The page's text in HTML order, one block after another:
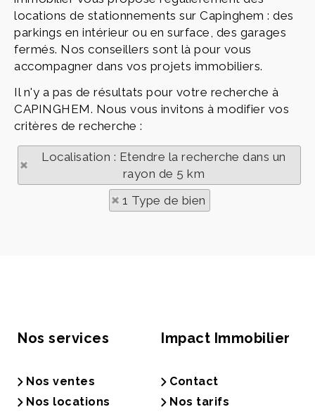
locations de stationnements sur Capinghem : des
parkings en intérieur ou en surface, des garages
fermés. Nos conseillers sont là pour vous
accompagner dans vos projets immobiliers.
Il n'y a pas de résultats pour votre recherche à
CAPINGHEM. Nous vous invitons à modifier vos
critères de recherche :
Localisation : Etendre la recherche dans un
rayon de 5 km
1 Type de bien
Nos services
Nos ventes
Nos locations
Impact Immobilier
Contact
Nos tarifs